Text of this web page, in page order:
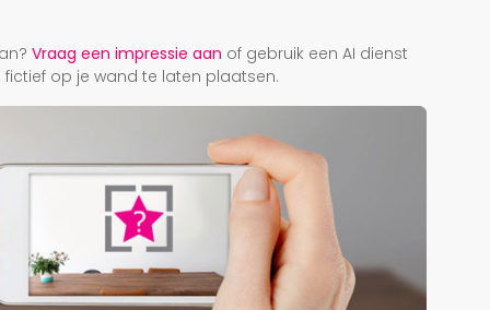
Vraag een impressie aan of gebruik een AI dienst
op je wand te laten plaatsen.